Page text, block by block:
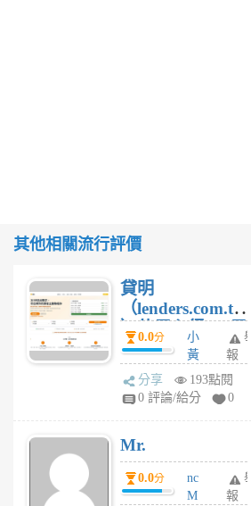
其他相關流行評價
貸明
（lenders.com.tw
）使用心得 — 民
間貸款比較平台
體驗
0.0分
小
黃
蜂
1
舉
報
分享
193點閱
0 評論/給分
0
Mr.
0.0分
nc
M
舉
報